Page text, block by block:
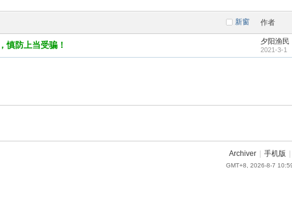
新窗 作者
慎防上当受骗！ 夕阳渔民
2021-3-1
Archiver 手机版
GMT+8, 2026-8-7